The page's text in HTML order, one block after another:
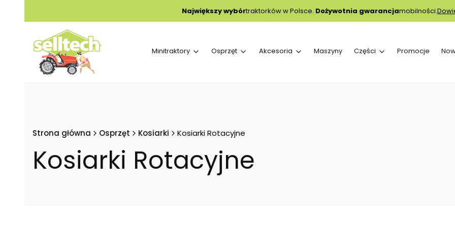
Największy wybórtraktorków w Polsce. Dożywotnia gwarancjamobilności.
Minitraktory Osprzęt Akcesoria Maszyny Części Promocje
Strona główna Osprzęt Kosiarki Kosiarki Rotacyjne
Kosiarki Rotacyjne